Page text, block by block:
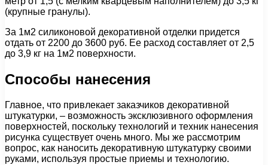
(крупные гранулы).
За 1м2 силиконовой декоративной отделки придется
отдать от 2200 до 3600 руб. Ее расход составляет от 2,5
до 3,9 кг на 1м2 поверхности.
Способы нанесения
Главное, что привлекает заказчиков декоративной
штукатурки, – возможность эксклюзивного оформления
поверхностей, поскольку технологий и техник нанесения
рисунка существует очень много. Мы же рассмотрим
вопрос, как наносить декоративную штукатурку своими
руками, используя простые приемы и технологию.